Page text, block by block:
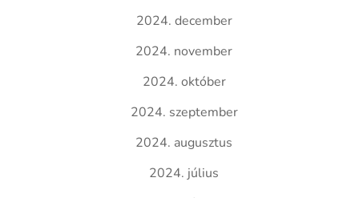
2024. december
2024. november
2024. október
2024. szeptember
2024. augusztus
2024. július